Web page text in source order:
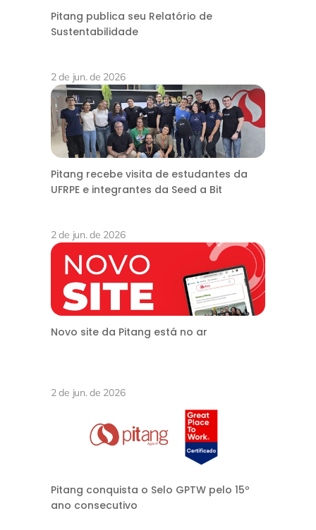
Pitang publica seu Relatório de
Sustentabilidade
2 de jun. de 2026
Pitang recebe visita de estudantes da
UFRPE e integrantes da Seed a Bit
2 de jun. de 2026
Novo site da Pitang está no ar
2 de jun. de 2026
Pitang conquista o Selo GPTW pelo 15º
ano consecutivo